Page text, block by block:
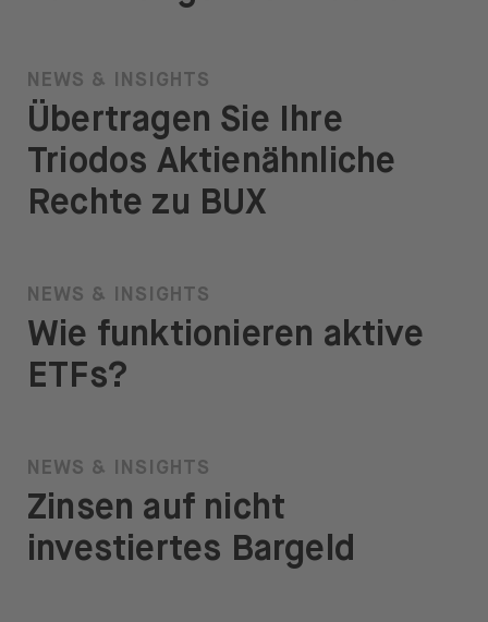
NEWS & INSIGHTS
Übertragen Sie Ihre
Triodos Aktienähnliche
Rechte zu BUX
NEWS & INSIGHTS
Wie funktionieren aktive
ETFs?
NEWS & INSIGHTS
Zinsen auf nicht
investiertes Bargeld